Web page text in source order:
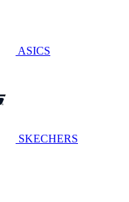
ASICS
SKECHERS